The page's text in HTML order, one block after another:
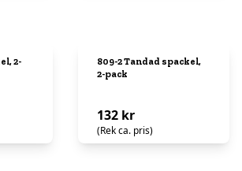
2-
809-2 Tandad spackel,
2-pack
132 kr
(Rek ca. pris)